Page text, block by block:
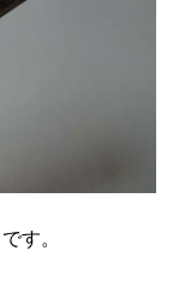
です。